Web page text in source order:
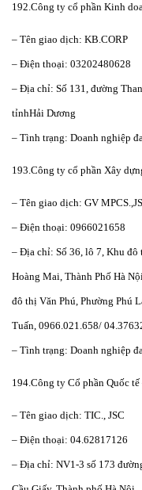
192.Công ty cổ phần Kinh
– Tên giao dịch: KB.CORP
– Điện thoại: 03202480628
– Địa chỉ: Số 131, đường
tỉnhHải Dương
– Tình trạng: Doanh nghiệp
193.Công ty cổ phần Xây
– Tên giao dịch: GV
– Điện thoại: 0966021658
– Địa chỉ: Số 36, lô 7, Khu đô
Hoàng Mai, Thành Phố Hà
đô thị Văn Phú, Phường Phú
Tuấn, 0966.021.658/
– Tình trạng: Doanh nghiệp
194.Công ty Cổ phần Quốc tế
– Tên giao dịch: TIC., JSC
– Điện thoại: 04.62817126
– Địa chỉ: NV1-3 số 173